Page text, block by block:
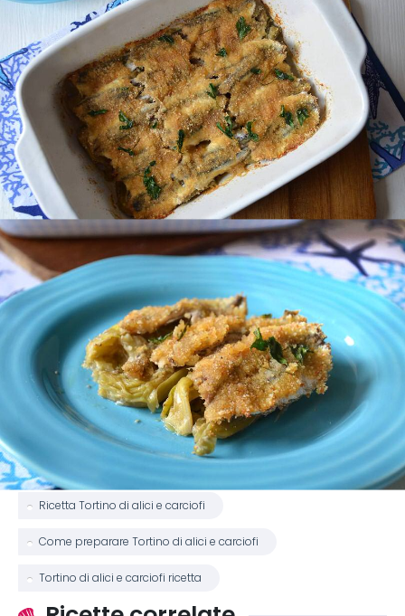
Ricetta Tortino di alici e carciofi
Come preparare Tortino di alici e carciofi
Tortino di alici e carciofi ricetta